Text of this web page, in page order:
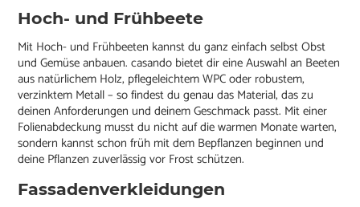
Hoch- und Frühbeete
Mit Hoch- und Frühbeeten kannst du ganz einfach selbst Obst
und Gemüse anbauen. casando bietet dir eine Auswahl an Beeten
aus natürlichem Holz, pflegeleichtem WPC oder robustem,
verzinktem Metall – so findest du genau das Material, das zu
deinen Anforderungen und deinem Geschmack passt. Mit einer
Folienabdeckung musst du nicht auf die warmen Monate warten,
sondern kannst schon früh mit dem Bepflanzen beginnen und
deine Pflanzen zuverlässig vor Frost schützen.
Fassadenverkleidungen